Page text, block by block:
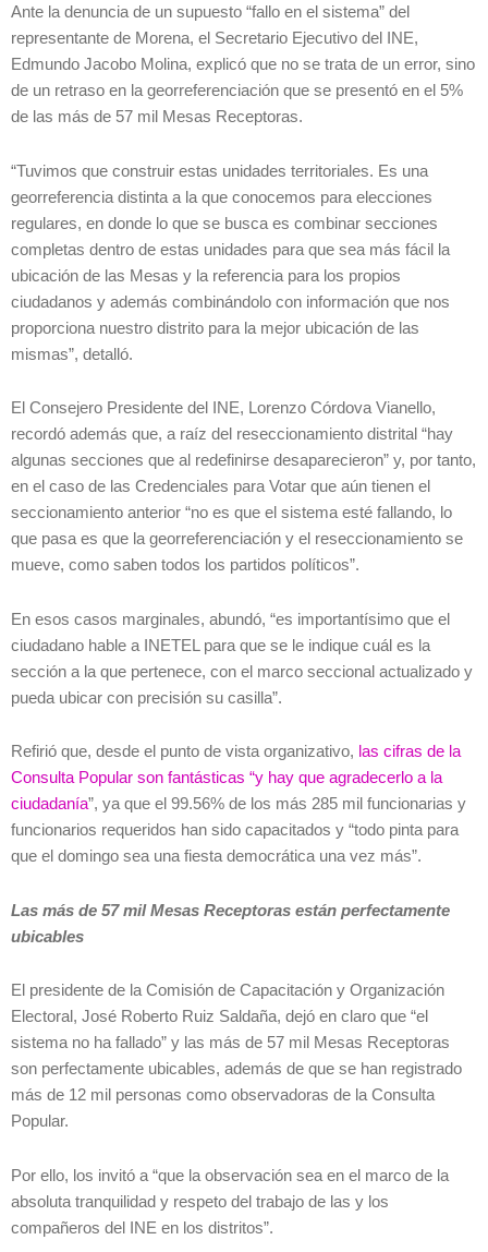
Ante la denuncia de un supuesto “fallo en el sistema” del
representante de Morena, el Secretario Ejecutivo del INE,
Edmundo Jacobo Molina, explicó que no se trata de un error, sino
de un retraso en la georreferenciación que se presentó en el 5%
de las más de 57 mil Mesas Receptoras.
“Tuvimos que construir estas unidades territoriales. Es una
georreferencia distinta a la que conocemos para elecciones
regulares, en donde lo que se busca es combinar secciones
completas dentro de estas unidades para que sea más fácil la
ubicación de las Mesas y la referencia para los propios
ciudadanos y además combinándolo con información que nos
proporciona nuestro distrito para la mejor ubicación de las
mismas”, detalló.
El Consejero Presidente del INE, Lorenzo Córdova Vianello,
recordó además que, a raíz del reseccionamiento distrital “hay
algunas secciones que al redefinirse desaparecieron” y, por tanto,
en el caso de las Credenciales para Votar que aún tienen el
seccionamiento anterior “no es que el sistema esté fallando, lo
que pasa es que la georreferenciación y el reseccionamiento se
mueve, como saben todos los partidos políticos”.
En esos casos marginales, abundó, “es importantísimo que el
ciudadano hable a INETEL para que se le indique cuál es la
sección a la que pertenece, con el marco seccional actualizado y
pueda ubicar con precisión su casilla”.
Refirió que, desde el punto de vista organizativo, las cifras de la
Consulta Popular son fantásticas “y hay que agradecerlo a la
ciudadanía”, ya que el 99.56% de los más 285 mil funcionarias y
funcionarios requeridos han sido capacitados y “todo pinta para
que el domingo sea una fiesta democrática una vez más”.
Las más de 57 mil Mesas Receptoras están perfectamente
ubicables
El presidente de la Comisión de Capacitación y Organización
Electoral, José Roberto Ruiz Saldaña, dejó en claro que “el
sistema no ha fallado” y las más de 57 mil Mesas Receptoras
son perfectamente ubicables, además de que se han registrado
más de 12 mil personas como observadoras de la Consulta
Popular.
Por ello, los invitó a “que la observación sea en el marco de la
absoluta tranquilidad y respeto del trabajo de las y los
compañeros del INE en los distritos”.